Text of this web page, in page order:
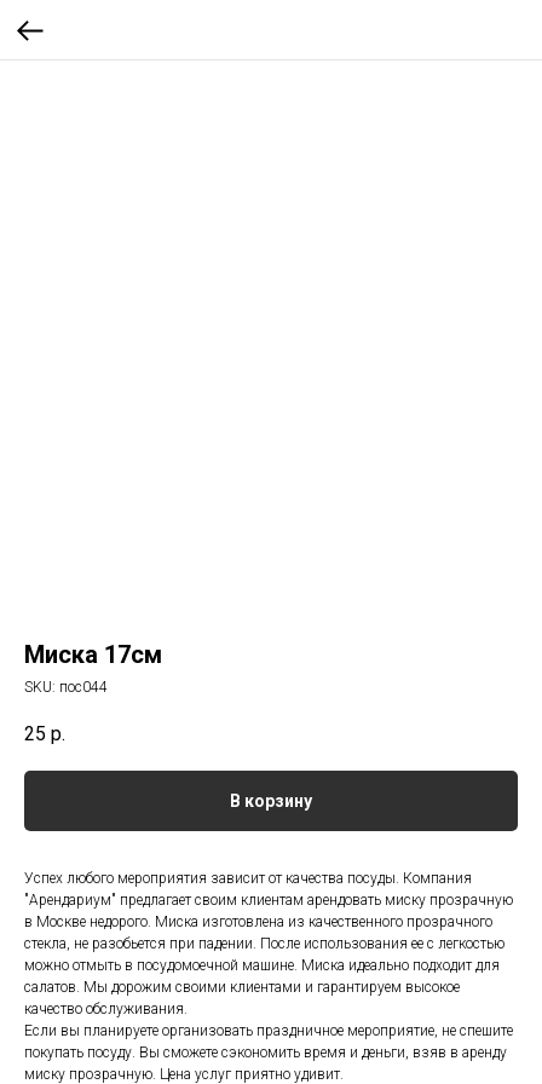
Миска 17см
SKU: пос044
25 р.
В корзину
Успех любого мероприятия зависит от качества посуды. Компания
"Арендариум" предлагает своим клиентам арендовать миску прозрачную
в Москве недорого. Миска изготовлена из качественного прозрачного
стекла, не разобьется при падении. После использования ее с легкостью
можно отмыть в посудомоечной машине. Миска идеально подходит для
салатов. Мы дорожим своими клиентами и гарантируем высокое
качество обслуживания.
Если вы планируете организовать праздничное мероприятие, не спешите
покупать посуду. Вы сможете сэкономить время и деньги, взяв в аренду
миску прозрачную. Цена услуг приятно удивит.